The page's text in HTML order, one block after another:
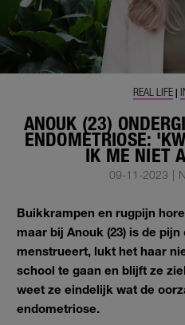
ANOUK (23)
ENDOMETRIOSE:
IK ME NIET
REAL LIFE |
09-11-2023 |
Buikkrampen en rugpijn
maar bij Anouk (23) is de
menstrueert, lukt het haar
school te gaan en blijft ze
weet ze eindelijk wat de
endometriose.